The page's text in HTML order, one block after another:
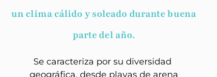
un clima cálido y soleado durante buena
parte del año.
Se caracteriza por su diversidad
geográfica, desde playas de arena